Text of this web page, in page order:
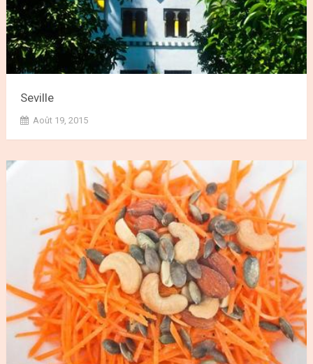
Seville
Août 19, 2015